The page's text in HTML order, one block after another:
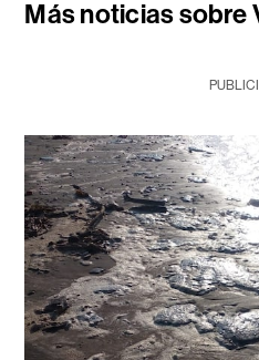
Más noticias sobre